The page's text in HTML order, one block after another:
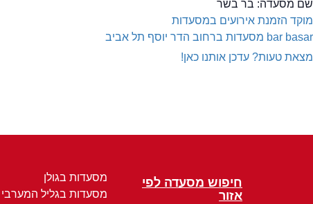
שם מסעדה: בר בשר
מוקד הזמנת אירועים במסעדות
bar basar מסעדות ברחוב הדר יוסף תל אביב
מצאת טעות? עדכן אותנו כאן!
חיפוש מסעדה לפי
אזור
מסעדות בגולן
מסעדות בגליל המערבי